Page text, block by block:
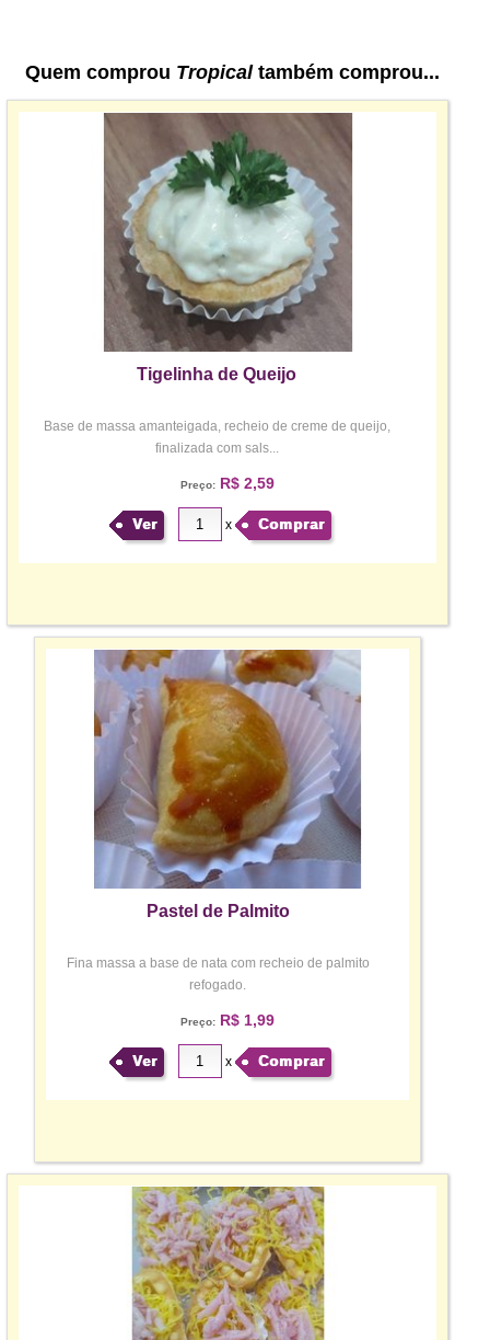
Quem comprou Tropicaltambém comprou...
Tigelinha de Queijo
Base de massa amanteigada, recheio de creme de queijo,
finalizada com sals...
Preço:R$ 2,59
Ver x Comprar
Pastel de Palmito
Fina massa a base de nata com recheio de palmito
refogado.
Preço:R$ 1,99
Ver x Comprar